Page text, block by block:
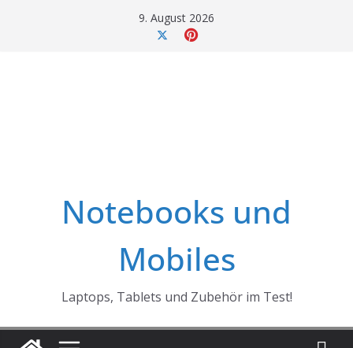
9. August 2026
Notebooks und
Mobiles
Laptops, Tablets und Zubehör im Test!